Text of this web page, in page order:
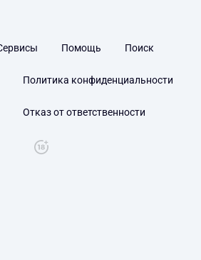
Помощь Поиск
Политика конфиденциальности
Отказ от ответственности